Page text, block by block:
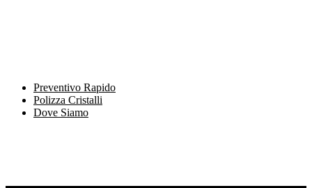
Preventivo Rapido
Polizza Cristalli
Dove Siamo